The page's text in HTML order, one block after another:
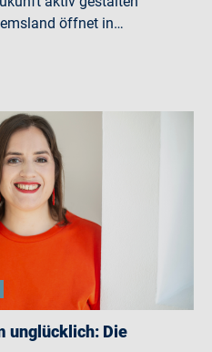
öffnet in…
unglücklich: Die